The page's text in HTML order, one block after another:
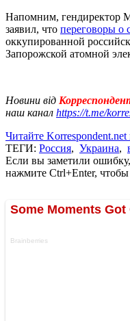
Напомним, гендиректор
заявил, что переговоры о
оккупированной
Запорожской атомной
Новини від
наш канал https://t.me/
Читайте
ТЕГИ: Россия, Украина,
Если вы заметили
нажмите Ctrl+Enter,